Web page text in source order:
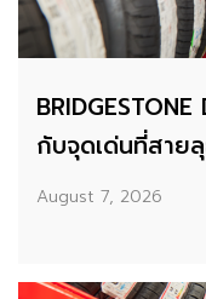
กับจุดเด่นที่สาย
August 7, 2026